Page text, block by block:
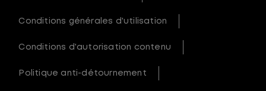
Conditions générales d'utilisation
Conditions d'autorisation contenu
Politique anti-détournement